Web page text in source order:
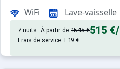
Appartement de particulier :
WiFi Lave-vaisselle
7 nuits À partir de 1545 €515 €
Frais de service + 19 €